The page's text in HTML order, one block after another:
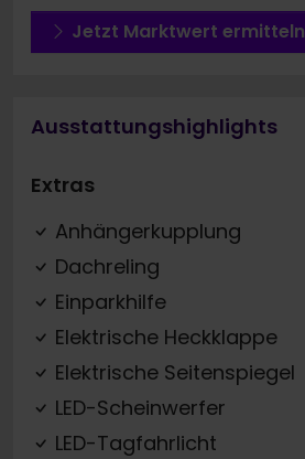
Jetzt Marktwert ermitteln
Ausstattungshighlights
Extras
Anhängerkupplung
Dachreling
Einparkhilfe
Elektrische Heckklappe
Elektrische Seitenspiegel
LED-Scheinwerfer
LED-Tagfahrlicht